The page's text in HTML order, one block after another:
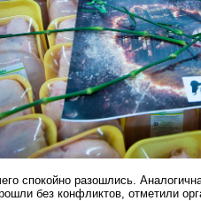
спокойно разошлись.
без конфликтов, отметили